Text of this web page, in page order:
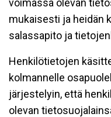
voimassa olevan
mukaisesti ja heidän
salassapito ja
Henkilötietojen
kolmannelle
järjestelyin, että
olevan